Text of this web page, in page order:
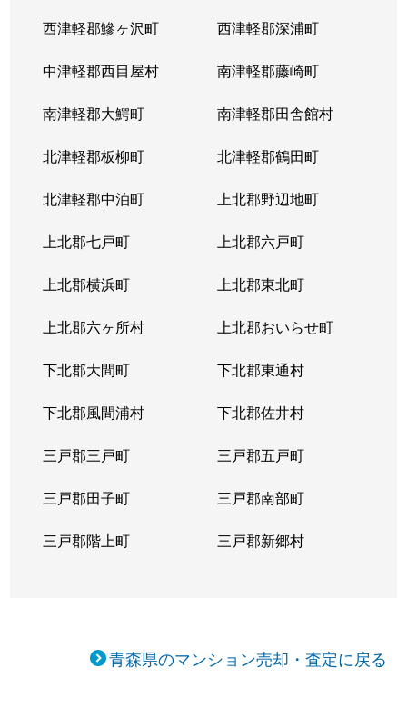
西津軽郡鰺ヶ沢町 西津軽郡深浦町
中津軽郡西目屋村 南津軽郡藤崎町
南津軽郡大鰐町 南津軽郡田舎館村
北津軽郡板柳町 北津軽郡鶴田町
北津軽郡中泊町 上北郡野辺地町
上北郡七戸町 上北郡六戸町
上北郡横浜町 上北郡東北町
上北郡六ヶ所村 上北郡おいらせ町
下北郡大間町 下北郡東通村
下北郡風間浦村 下北郡佐井村
三戸郡三戸町 三戸郡五戸町
三戸郡田子町 三戸郡南部町
三戸郡階上町 三戸郡新郷村
青森県のマンション売却・査定に戻る